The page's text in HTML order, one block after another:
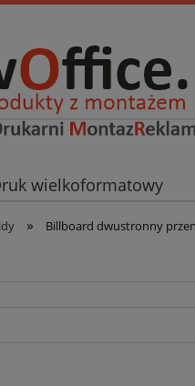
wielkoformatowy
Narzędzia Usługi
» Billboard dwustronny